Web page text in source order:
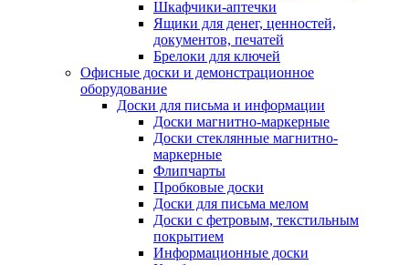
Шкафчики-аптечки
Ящики для денег, ценностей,
документов, печатей
Брелоки для ключей
Офисные доски и демонстрационное
оборудование
Доски для письма и информации
Доски магнитно-маркерные
Доски стеклянные магнитно-
маркерные
Флипчарты
Пробковые доски
Доски для письма мелом
Доски с фетровым, текстильным
покрытием
Информационные доски